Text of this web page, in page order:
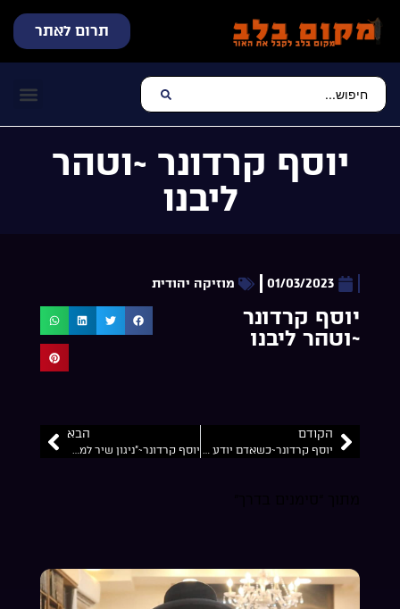
תרום לאתר
יוסף קרדונר ~וטהר
ליבנו
01/03/2023 מוזיקה יהודית
יוסף קרדונר
~וטהר ליבנו
הקודם
יוסף קרדונר~כשאדם יודע שכל מאורעותיו הם לטובתו
הבא
יוסף קרדונר~”ניגון שיר למעלות”